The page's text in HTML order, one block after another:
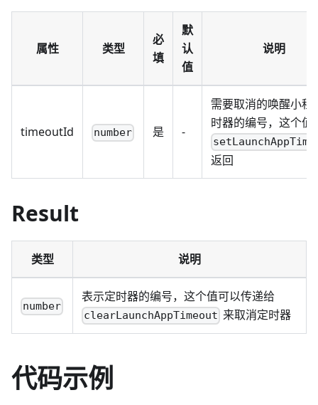
属性 类型
必
填
默
认
值
说明
timeoutId number 是 -
需要取消的唤醒小程
时器的编号，这个值
返回
Result
类型 说明
number
表示定时器的编号，这个值可以传递给
clearLaunchAppTimeout 来取消定时器
代码示例